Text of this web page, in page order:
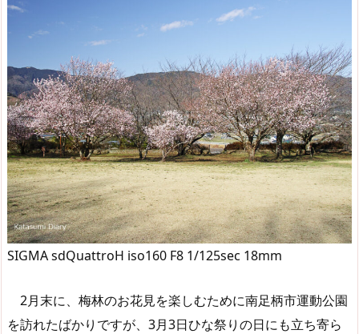
SIGMA sdQuattroH iso160 F8 1/125sec 18mm
2月末に、梅林のお花見を楽しむために南足柄市運動公園
を訪れたばかりですが、3月3日ひな祭りの日にも立ち寄ら